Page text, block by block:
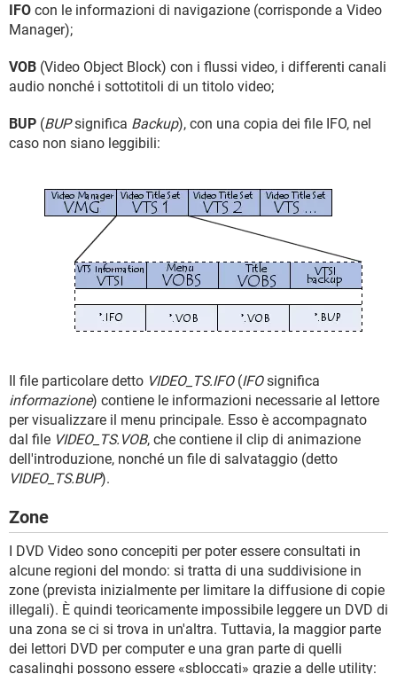
IFO con le informazioni di navigazione (corrisponde a Video
Manager);
VOB (Video Object Block) con i flussi video, i differenti canali
audio nonché i sottotitoli di un titolo video;
BUP (BUPsignifica Backup), con una copia dei file IFO, nel
caso non siano leggibili:
Il file particolare detto VIDEO_TS.IFO(IFOsignifica
informazione) contiene le informazioni necessarie al lettore
per visualizzare il menu principale. Esso è accompagnato
dal file VIDEO_TS.VOB, che contiene il clip di animazione
dell'introduzione, nonché un file di salvataggio (detto
VIDEO_TS.BUP).
Zone
I DVD Video sono concepiti per poter essere consultati in
alcune regioni del mondo: si tratta di una suddivisione in
zone (prevista inizialmente per limitare la diffusione di copie
illegali). È quindi teoricamente impossibile leggere un DVD di
una zona se ci si trova in un'altra. Tuttavia, la maggior parte
dei lettori DVD per computer e una gran parte di quelli
casalinghi possono essere «sbloccati» grazie a delle utility: